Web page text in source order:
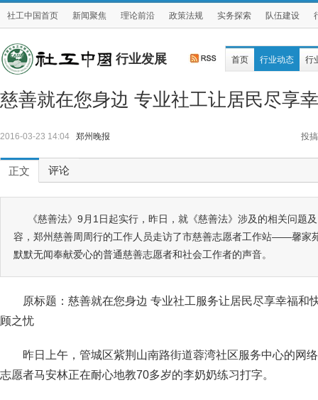
社工中国首页 新闻聚焦 理论前沿 政策法规 实务探索 队伍建设
行业发展 首页 行业动态 行
慈善就在您身边 专业社工让居民尽享
2016-03-23 14:04 郑州晚报 投搞
正文 评论
《慈善法》9月1日起实行，昨日，就《慈善法》涉及的相关问题
容，郑州慈善周周行的工作人员走访了市慈善志愿者工作站——馨家
默默无闻奉献爱心的普通慈善志愿者和社会工作者的声音。
原标题：慈善就在您身边 专业社工服务让居民尽享幸福和
顾之忧
昨日上午，管城区紫荆山南路街道蓉湾社区服务中心的网
志愿者马安林正在耐心地教70多岁的李奶奶练习打字。